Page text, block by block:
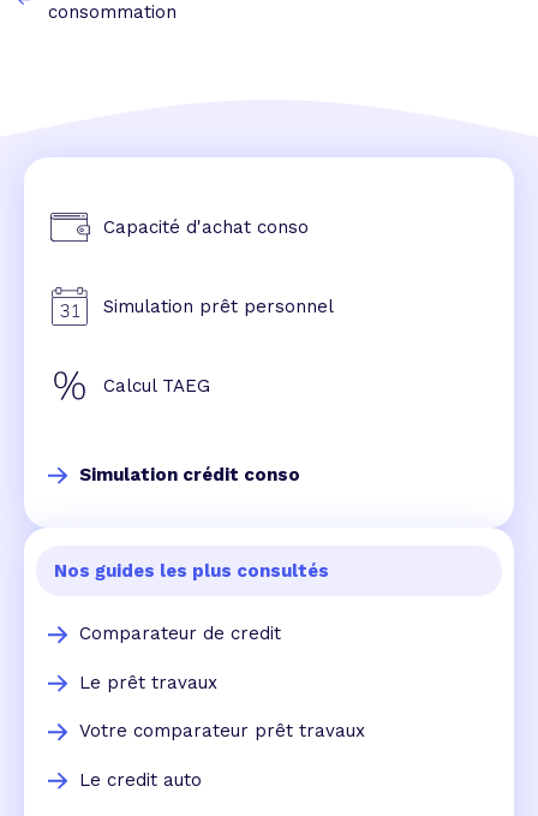
consommation
Capacité d'achat conso
Simulation prêt personnel
Calcul TAEG
Simulation crédit conso
Nos guides les plus consultés
Comparateur de credit
Le prêt travaux
Votre comparateur prêt travaux
Le credit auto